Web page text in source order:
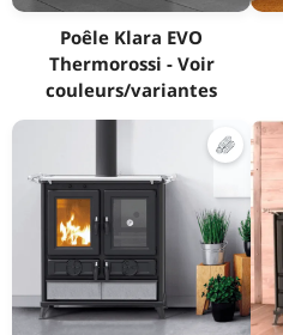
Poêle Klara EVO
Thermorossi - Voir
couleurs/variantes